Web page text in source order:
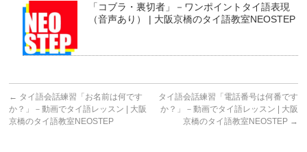
「コブラ・裏切者」－ワンポイントタイ語表現
（音声あり） | 大阪京橋のタイ語教室NEOSTEP
← タイ語会話練習「お名前は何です
か？」－動画でタイ語レッスン | 大阪
京橋のタイ語教室NEOSTEP
タイ語会話練習「電話番号は何番です
か？」－動画でタイ語レッスン | 大阪
京橋のタイ語教室NEOSTEP →